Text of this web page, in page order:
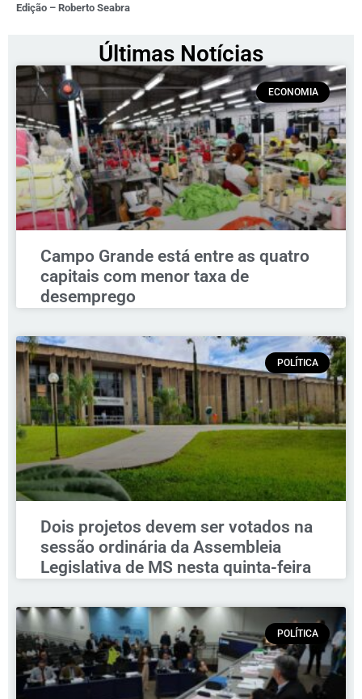
Edição – Roberto Seabra
Últimas Notícias
ECONOMIA
Campo Grande está entre as quatro
capitais com menor taxa de
desemprego
POLÍTICA
Dois projetos devem ser votados na
sessão ordinária da Assembleia
Legislativa de MS nesta quinta-feira
POLÍTICA